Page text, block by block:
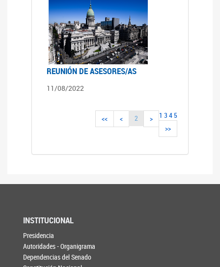
REUNIÓN DE ASESORES/AS
11/08/2022
<< < 1
2 3 4 5
>
>>
INSTITUCIONAL
Presidencia
Autoridades - Organigrama
Dependencias del Senado